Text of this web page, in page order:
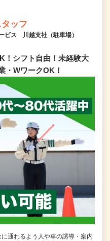
ッフ
ビス 川越支社（駐車場）
！シフト自由！未経験大
・WワークOK！
通れるよう人や車の誘導・案内